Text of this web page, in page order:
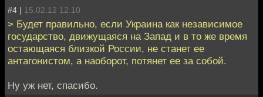
#4 | 15.02.12 12:10
> Будет правильно, если Украина как независимое
государство, движущаяся на Запад и в то же время
остающаяся близкой России, не станет ее
антагонистом, а наоборот, потянет ее за собой.
Ну уж нет, спасибо.